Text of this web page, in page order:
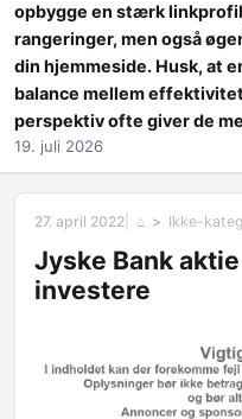
opbygge en stærk
rangeringer, men også
din hjemmeside. Husk, at
balance mellem
perspektiv ofte giver de
19. juli 2026
27. april 2022 ⌂ Ikke-
Jyske Bank
investere